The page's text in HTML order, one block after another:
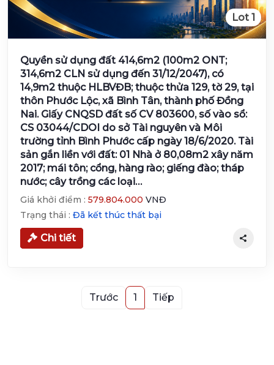
Lot 1
Quyền sử dụng đất 414,6m2 (100m2 ONT;
314,6m2 CLN sử dụng đến 31/12/2047), có
14,9m2 thuộc HLBVĐB; thuộc thửa 129, tờ 29, tại
thôn Phước Lộc, xã Bình Tân, thành phố Đồng
Nai. Giấy CNQSD đất số CV 803600, số vào sổ:
CS 03044/CDOI do sở Tài nguyên và Môi
trường tỉnh Bình Phước cấp ngày 18/6/2020. Tài
sản gắn liền với đất: 01 Nhà ở 80,08m2 xây năm
2017; mái tôn; cổng, hàng rào; giếng đào; tháp
nước; cây trồng các loại…
Giá khởi điểm : 579.804.000 VNĐ
Trạng thái : Đã kết thúc thất bại
Chi tiết
Trước 1 Tiếp